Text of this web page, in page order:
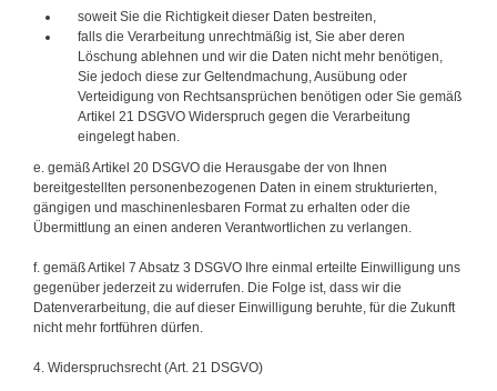
soweit Sie die Richtigkeit dieser Daten bestreiten,
falls die Verarbeitung unrechtmäßig ist, Sie aber deren
Löschung ablehnen und wir die Daten nicht mehr benötigen,
Sie jedoch diese zur Geltendmachung, Ausübung oder
Verteidigung von Rechtsansprüchen benötigen oder Sie gemäß
Artikel 21 DSGVO Widerspruch gegen die Verarbeitung
eingelegt haben.
e. gemäß Artikel 20 DSGVO die Herausgabe der von Ihnen
bereitgestellten personenbezogenen Daten in einem strukturierten,
gängigen und maschinenlesbaren Format zu erhalten oder die
Übermittlung an einen anderen Verantwortlichen zu verlangen.
f. gemäß Artikel 7 Absatz 3 DSGVO Ihre einmal erteilte Einwilligung uns
gegenüber jederzeit zu widerrufen. Die Folge ist, dass wir die
Datenverarbeitung, die auf dieser Einwilligung beruhte, für die Zukunft
nicht mehr fortführen dürfen.
4. Widerspruchsrecht (Art. 21 DSGVO)